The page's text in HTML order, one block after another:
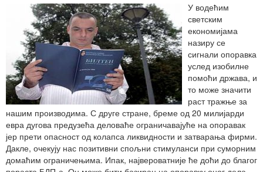
У водећим
светским
економијама
назиру се
сигнали опоравка
услед изобилне
помоћи држава, и
то може значити
раст тражње за
нашим производима. С друге стране, бреме од 20 милијарди
евра дугова предузећа деловаће ограничавајуће на опоравак
јер прети опасност од колапса ликвидности и затварања фирми.
Дакле, очекују нас позитивни спољни стимуланси при суморним
домаћим ограничењима. Ипак, највероватније ће доћи до благог